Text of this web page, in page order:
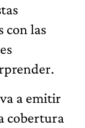
con las
a emitir
cobertura